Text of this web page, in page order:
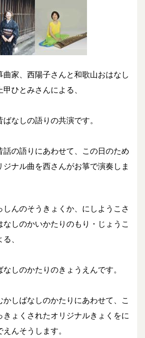
曲家、西陽子さんと和歌山おはなし
ひとみさんによる、
なしの語りの共演です。
話の語りにあわせて、この日のため
ジナル曲を西さんがお箏で演奏しま
んのそうきょくか、にしようこさ
なしのかいかたりのもり・じょうこ
、
しのかたりのきょうえんです。
かしばなしのかたりにあわせて、こ
きょくされたオリジナルきょくをに
んそうします。